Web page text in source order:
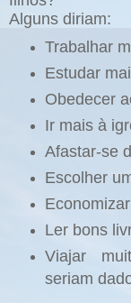
Alguns diriam:
Trabalhar
Estudar
Obedecer
Ir mais à
Afastar-se
Escolher
Ler bons
Viajar
seriam